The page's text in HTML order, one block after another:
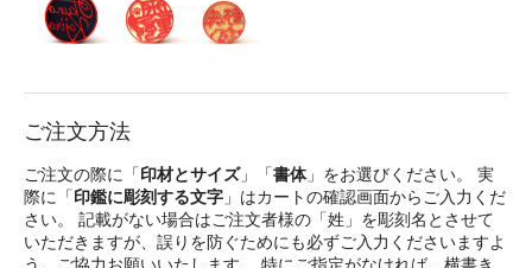
ご注文方法
ご注文の際に「印材とサイズ」「書体」をお選びください。 実
際に「印鑑に彫刻する文字 」はカートの確認画面からご入力くだ
さい。 記載がない場合はご注文者様の「姓」を彫刻名とさせて
いただきますが、誤りを防ぐためにも必ずご入力くださいますよ